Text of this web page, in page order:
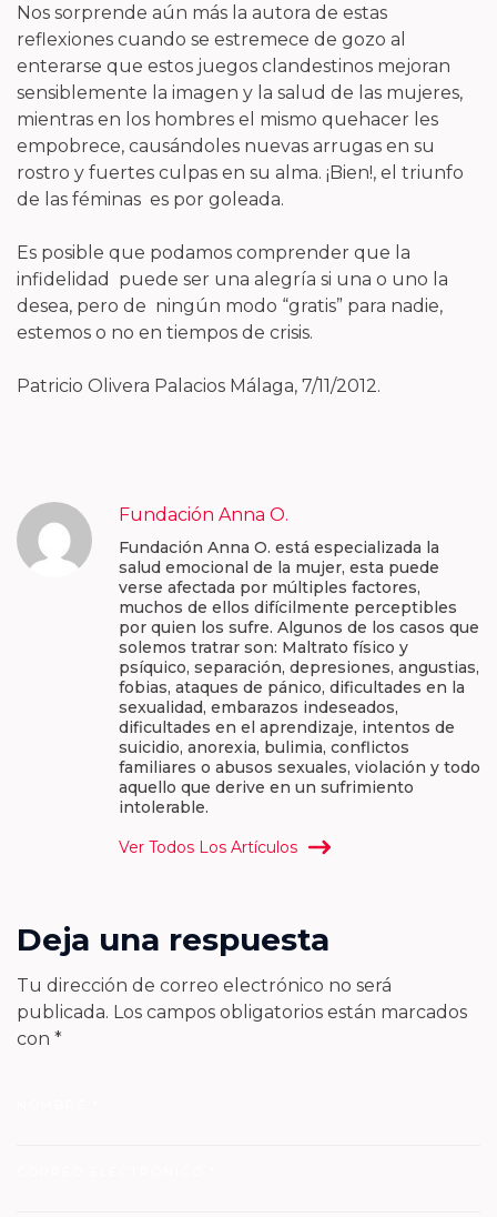
Nos sorprende aún más la autora de estas
reflexiones cuando se estremece de gozo al
enterarse que estos juegos clandestinos mejoran
sensiblemente la imagen y la salud de las mujeres,
mientras en los hombres el mismo quehacer les
empobrece, causándoles nuevas arrugas en su
rostro y fuertes culpas en su alma. ¡Bien!, el triunfo
de las féminas es por goleada.
Es posible que podamos comprender que la
infidelidad puede ser una alegría si una o uno la
desea, pero de ningún modo “gratis” para nadie,
estemos o no en tiempos de crisis.
Patricio Olivera Palacios Málaga, 7/11/2012.
Fundación Anna O.
Fundación Anna O. está especializada la
salud emocional de la mujer, esta puede
verse afectada por múltiples factores,
muchos de ellos difícilmente perceptibles
por quien los sufre. Algunos de los casos que
solemos tratrar son: Maltrato físico y
psíquico, separación, depresiones, angustias,
fobias, ataques de pánico, dificultades en la
sexualidad, embarazos indeseados,
dificultades en el aprendizaje, intentos de
suicidio, anorexia, bulimia, conflictos
familiares o abusos sexuales, violación y todo
aquello que derive en un sufrimiento
intolerable.
Ver Todos Los Artículos
Deja una respuesta
Tu dirección de correo electrónico no será
publicada. Los campos obligatorios están marcados
con *